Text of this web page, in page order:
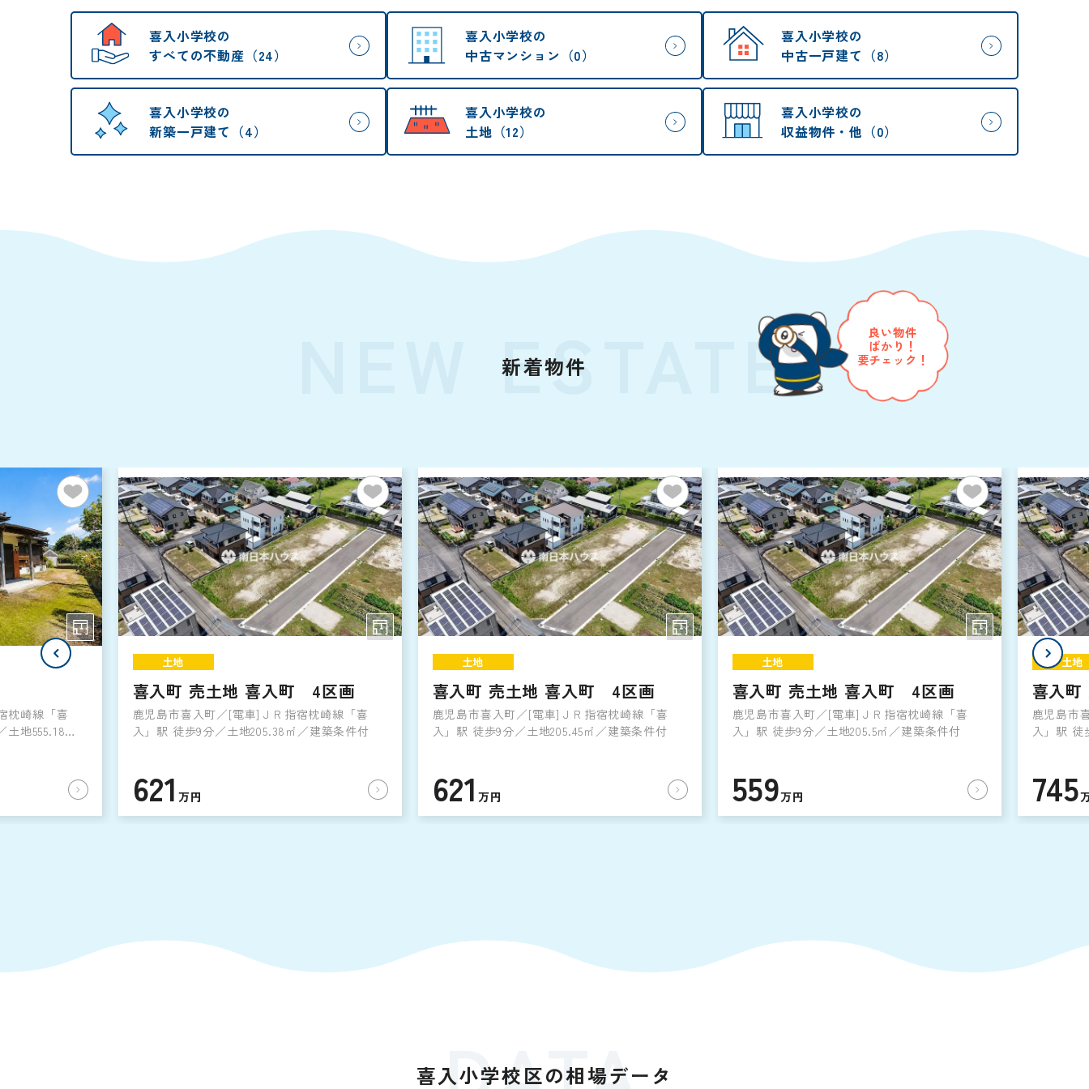
喜入小学校の
すべての不動産（24）
喜入小学校の
中古マンション（0）
喜入小学校の
中古一戸建て（8）
喜入小学校の
新築一戸建て（4）
喜入小学校の
土地（12）
喜入小学校の
収益物件・他（0）
NEW ESTATE
新着物件
良い物件
ばかり！
要チェック！
枕崎線「喜
地555.18㎡
土地
喜入町 売土地 喜入町 4区画
鹿児島市喜入町／[電車]ＪＲ指宿枕崎線「喜
入」駅 徒歩9分／土地205.38㎡／建築条件付
621 万円
土地
喜入町 売土地 喜入町 4区画
鹿児島市喜入町／[電車]ＪＲ指宿枕崎線「喜
入」駅 徒歩9分／土地205.45㎡／建築条件付
621 万円
土地
喜入町 売土地 喜入町 4区画
鹿児島市喜入町／[電車]ＪＲ指宿枕崎線「喜
入」駅 徒歩9分／土地205.5㎡／建築条件付
559万円
土地
喜入
鹿児島市
入」駅 徒
745
喜入小学校区の相場データ